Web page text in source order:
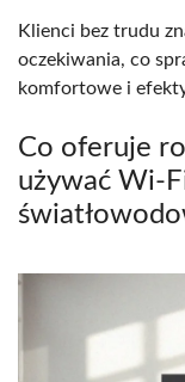
Klienci bez trudu
oczekiwania, co
komfortowe i
Co oferuje
używać Wi-